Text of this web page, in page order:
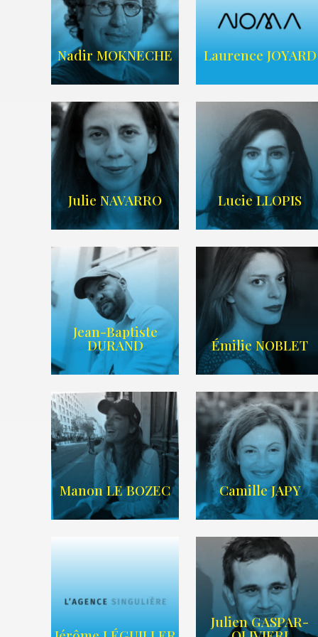
ARDA
Nadir MOKNECHE
Imdb, Wikipedia
Laurence JOYARD
AGENCE NOMA
TALENTS
Julie NAVARRO
IMDB
Lucie LLOPIS
LIEN IMDB
Jean-Baptiste
DURAND
SITE WEB
Émilie NOBLET
WIKIPEDIA /
AGENCE TIME
ART
Manon LE BOZEC Camille JAPY
Wikipedia
Julien GASPAR-